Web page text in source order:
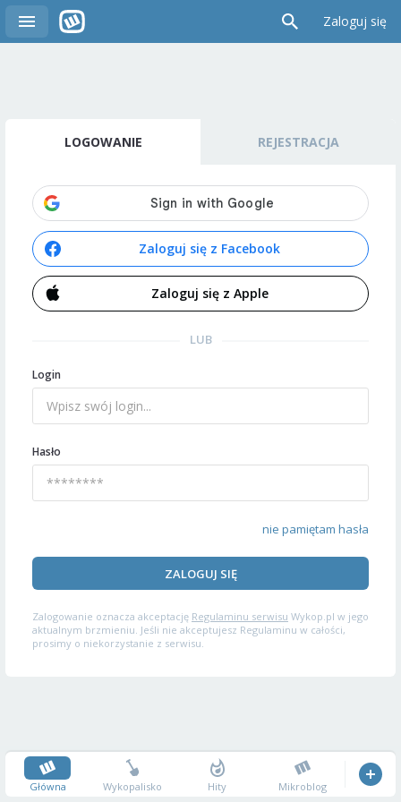
Zaloguj się
LOGOWANIE REJESTRACJA
Zaloguj się z Facebook
Zaloguj się z Apple
LUB
Login
Hasło
nie pamiętam hasła
ZALOGUJ SIĘ
Zalogowanie oznacza akceptację Regulaminu serwisu Wykop.pl w jego
aktualnym brzmieniu. Jeśli nie akceptujesz Regulaminu w całości,
prosimy o niekorzystanie z serwisu.
Główna Wykopalisko Hity Mikroblog